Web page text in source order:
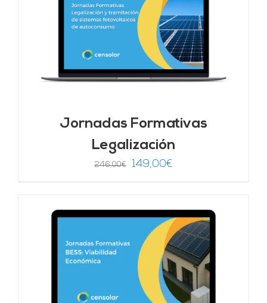
Jornadas Formativas
Legalización
246,00€
El
era:
246,00€.
149,00€El
es:
149,00€.